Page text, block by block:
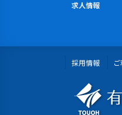
内
求
報
求人情報
採用情報